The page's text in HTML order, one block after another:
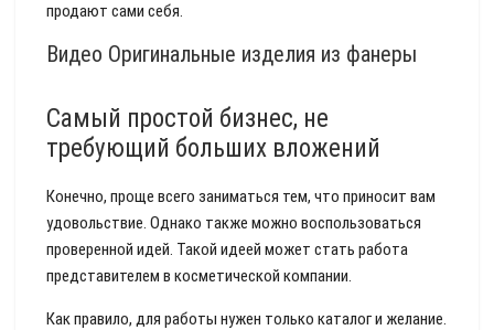
продают сами себя.
Видео Оригинальные изделия из фанеры
Самый простой бизнес, не
требующий больших вложений
Конечно, проще всего заниматься тем, что приносит вам
удовольствие. Однако также можно воспользоваться
проверенной идей. Такой идеей может стать работа
представителем в косметической компании.
Как правило, для работы нужен только каталог и желание.